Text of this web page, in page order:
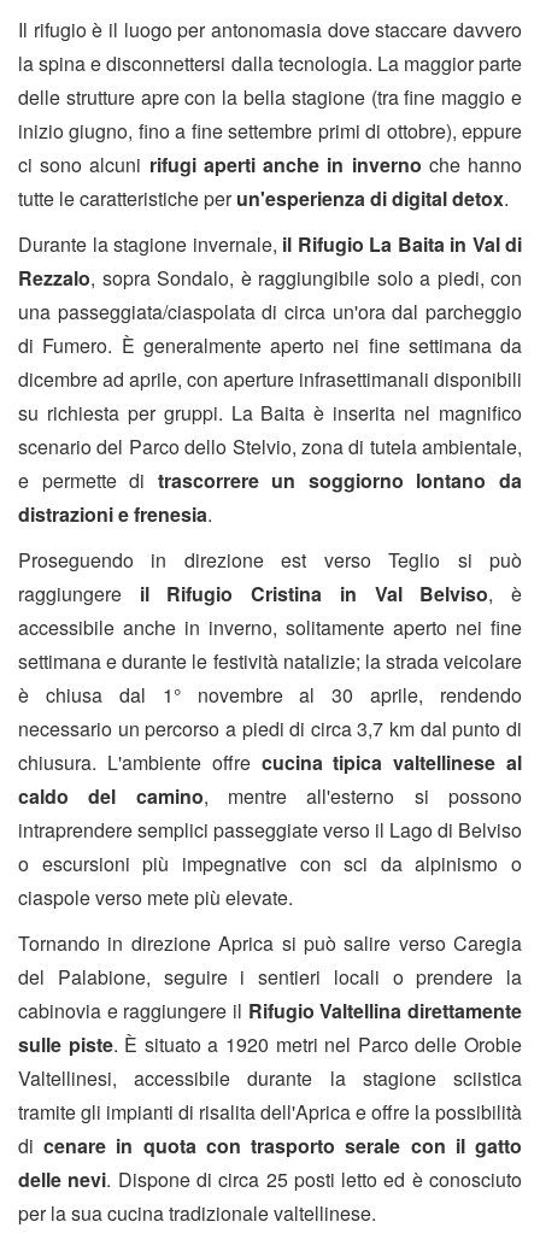
Il rifugio è il luogo per antonomasia dove staccare davvero
la spina e disconnettersi dalla tecnologia. La maggior parte
delle strutture apre con la bella stagione (tra fine maggio e
inizio giugno, fino a fine settembre primi di ottobre), eppure
ci sono alcuni rifugi aperti anche in inverno che hanno
tutte le caratteristiche perun'esperienza di digital detox.
Durante la stagione invernale, il Rifugio La Baita in Val di
Rezzalo, sopra Sondalo, è raggiungibile solo a piedi, con
una passeggiata/ciaspolata di circa un'ora dal parcheggio
di Fumero. È generalmente aperto nei fine settimana da
dicembre ad aprile, con aperture infrasettimanali disponibili
su richiesta per gruppi. La Baita è inserita nel magnifico
scenario del Parco dello Stelvio, zona di tutela ambientale,
e permette di trascorrere un soggiorno lontano da
distrazioni e frenesia.
Proseguendo in direzione est verso Teglio si può
raggiungere il Rifugio Cristina in Val Belviso, è
accessibile anche in inverno, solitamente aperto nei fine
settimana e durante le festività natalizie; la strada veicolare
è chiusa dal 1° novembre al 30 aprile, rendendo
necessario un percorso a piedi di circa 3,7 km dal punto di
chiusura. L'ambiente offre cucina tipica valtellinese al
caldo del camino, mentre all'esterno si possono
intraprendere semplici passeggiate verso il Lago di Belviso
o escursioni più impegnative con sci da alpinismo o
ciaspole verso mete più elevate.
Tornando in direzione Aprica si può salire verso Caregia
del Palabione, seguire i sentieri locali o prendere la
cabinovia e raggiungere il Rifugio Valtellina direttamente
sulle piste. È situato a 1920 metri nel Parco delle Orobie
Valtellinesi, accessibile durante la stagione sciistica
tramite gli impianti di risalita dell'Aprica e offre la possibilità
dicenare in quota con trasporto serale con il gatto
delle nevi. Dispone di circa 25 posti letto ed è conosciuto
per la sua cucina tradizionale valtellinese.